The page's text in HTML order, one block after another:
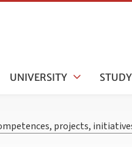
UNIVERSITY STUDY
projects,